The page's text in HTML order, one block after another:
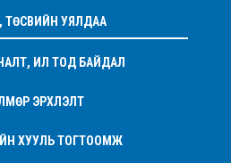
ТӨСВИЙН УЯЛДАА
ИЛ ТОД БАЙДАЛ
ЭРХЛЭЛТ
ХУУЛЬ ТОГТООМЖ